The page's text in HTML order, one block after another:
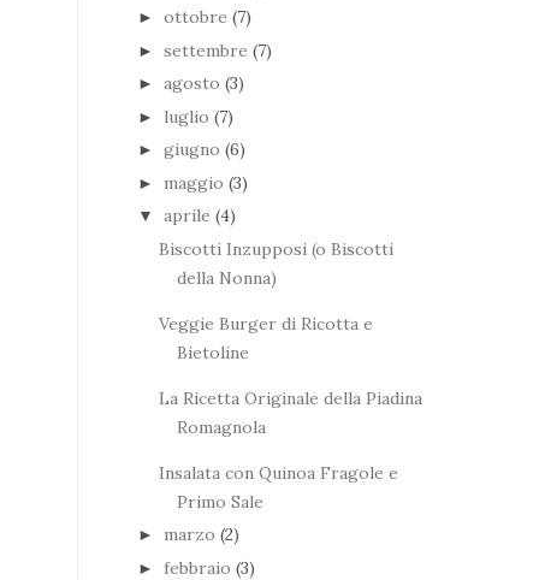
► ottobre (7)
► settembre (7)
► agosto (3)
► luglio (7)
► giugno (6)
► maggio (3)
▼ aprile (4)
Biscotti Inzupposi (o Biscotti
della Nonna)
Veggie Burger di Ricotta e
Bietoline
La Ricetta Originale della Piadina
Romagnola
Insalata con Quinoa Fragole e
Primo Sale
► marzo (2)
► febbraio (3)